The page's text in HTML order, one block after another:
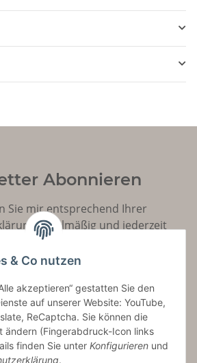
Abonnieren
Sie mir entsprechend Ihrer
regelmäßig und jederzeit
zu Ihrem Produktsortiment
per E-Mail zu.
Abonnieren
& Co nutzen
akzeptieren“ gestatten Sie den
auf unserer Website: YouTube,
ReCaptcha. Sie können die
ändern (Fingerabdruck-Icon links
finden Sie unter Konfigurieren und
.